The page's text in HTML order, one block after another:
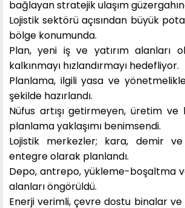
bağlayan stratejik ulaşım
Lojistik sektörü açısından büyük
bölge konumunda.
Plan, yeni iş ve yatırım alanları
kalkınmayı hızlandırmayı hedefliyor.
Planlama, ilgili yasa ve
şekilde hazırlandı.
Nüfus artışı getirmeyen, üretim ve
planlama yaklaşımı benimsendi.
Lojistik merkezler; kara, demir
entegre olarak planlandı.
Depo, antrepo, yükleme-boşaltma
alanları öngörüldü.
Enerji verimli, çevre dostu binalar